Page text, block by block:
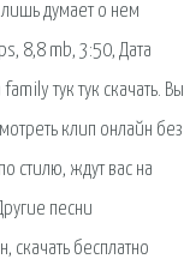
лишь думает о нем
8,8 mb, 3:50, Дата
тук тук скачать. Вы
клип онлайн без
стилю, ждут вас на
песни
скачать бесплатно